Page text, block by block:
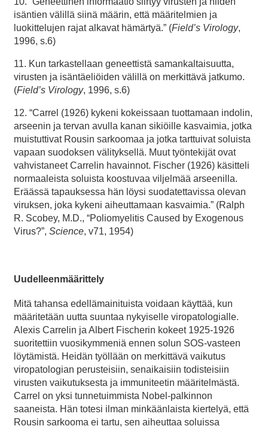
isäntien välillä siinä määrin, että määritelmien ja
luokittelujen rajat alkavat hämärtyä.” (Field’s Virology,
1996, s.6)
11. Kun tarkastellaan geneettistä samankaltaisuutta,
virusten ja isäntäeliöiden välillä on merkittävä jatkumo.
(Field’s Virology, 1996, s.6)
12. “Carrel (1926) kykeni kokeissaan tuottamaan indolin,
arseenin ja tervan avulla kanan sikiöille kasvaimia, jotka
muistuttivat Rousin sarkoomaa ja jotka tarttuivat soluista
vapaan suodoksen välityksellä. Muut työntekijät ovat
vahvistaneet Carrelin havainnot. Fischer (1926) käsitteli
normaaleista soluista koostuvaa viljelmää arseenilla.
Eräässä tapauksessa hän löysi suodatettavissa olevan
viruksen, joka kykeni aiheuttamaan kasvaimia.” (Ralph
R. Scobey, M.D., “Poliomyelitis Caused by Exogenous
Virus?”, Science, v71, 1954)
Uudelleenmäärittely
Mitä tahansa edellämainituista voidaan käyttää, kun
määritetään uutta suuntaa nykyiselle viropatologialle.
Alexis Carrelin ja Albert Fischerin kokeet 1925-1926
suoritettiin vuosikymmeniä ennen solun SOS-vasteen
löytämistä. Heidän työllään on merkittävä vaikutus
viropatologian perusteisiin, senaikaisiin todisteisiin
virusten vaikutuksesta ja immuniteetin määritelmästä.
Carrel on yksi tunnetuimmista Nobel-palkinnon
saaneista. Hän totesi ilman minkäänlaista kiertelyä, että
Rousin sarkooma ei tartu, sen aiheuttaa soluissa